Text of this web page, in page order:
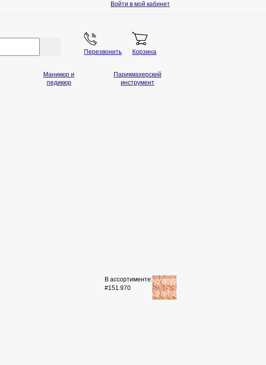
Войти в мой кабинет
Перезвонить Корзина
В ассортименте:
#151.970
Маникюр и
педикюр
Парикмахерский
инструмент